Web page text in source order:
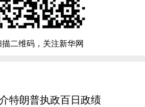
二维码，关注新华网
特朗普执政百日政绩